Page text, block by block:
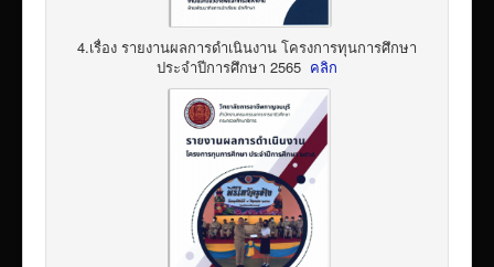
4.เรื่อง รายงานผลการดำเนินงาน โครงการทุนการศึกษา
ประจำปีการศึกษา 2565 คลิก